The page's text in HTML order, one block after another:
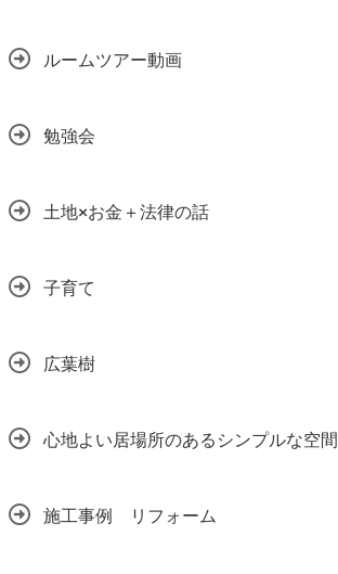
ルームツアー動画
勉強会
土地×お金＋法律の話
子育て
広葉樹
心地よい居場所のあるシンプルな空間
施工事例 リフォーム